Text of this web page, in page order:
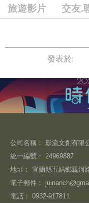
旅遊影片
交友.
發表於:
公司名稱： 影流文創有限
統一編號： 24969887
地址： 宜蘭縣五結鄉親河
電子郵件：
電話： 0932-917811